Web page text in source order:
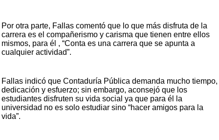
Por otra parte, Fallas comentó que lo que más disfruta de la
carrera es el compañerismo y carisma que tienen entre ellos
mismos, para él , “Conta es una carrera que se apunta a
cualquier actividad”.
Fallas indicó que Contaduría Pública demanda mucho tiempo,
dedicación y esfuerzo; sin embargo, aconsejó que los
estudiantes disfruten su vida social ya que para él la
universidad no es solo estudiar sino “hacer amigos para la
vida”.